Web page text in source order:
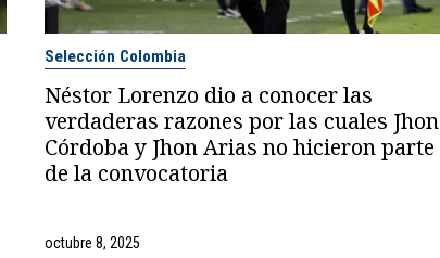
Selección Colombia
Néstor Lorenzo dio a conocer las
verdaderas razones por las cuales Jhon
Córdoba y Jhon Arias no hicieron parte
de la convocatoria
octubre 8, 2025